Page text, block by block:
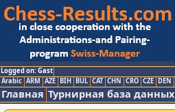
Logged on: Gast
Arabic ARM AZE BIH BUL CAT CHN CRO CZE DEN
Главная Турнирная база данных